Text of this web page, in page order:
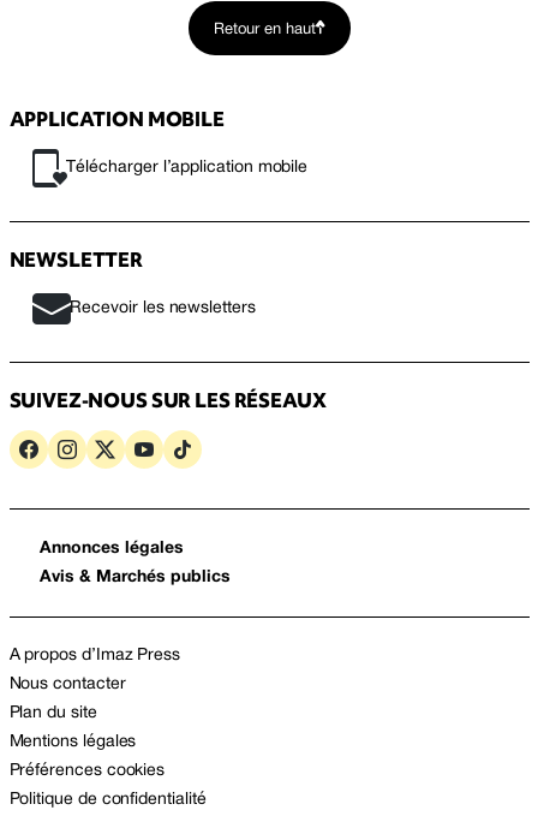
Retour en haut
APPLICATION MOBILE
Télécharger l’application mobile
NEWSLETTER
Recevoir les newsletters
SUIVEZ-NOUS SUR LES RÉSEAUX
Annonces légales
Avis & Marchés publics
A propos d’Imaz Press
Nous contacter
Plan du site
Mentions légales
Préférences cookies
Politique de confidentialité